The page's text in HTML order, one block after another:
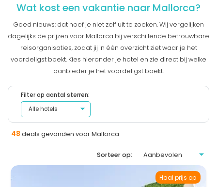
Wat kost een vakantie naar Mallorca?
Goed nieuws: dat hoef je niet zelf uit te zoeken. Wij vergelijken
dagelijks de prijzen voor Mallorca bij verschillende betrouwbare
reisorganisaties, zodat jij in één overzicht ziet waar je het
voordeligst boekt. Kies hieronder je hotel en zie direct bij welke
aanbieder je het voordeligst boekt.
Filter op aantal sterren:
48 deals gevonden voor Mallorca
Sorteer op:
Haal prijs op